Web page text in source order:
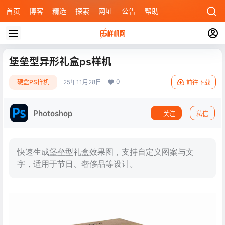
首页 博客 精选 探索 网址 公告 帮助
堡垒型异形礼盒ps样机
硬盒PS样机 25年11月28日 0 前往下载
Photoshop 关注 私信
快速生成堡垒型礼盒效果图，支持自定义图案与文
字，适用于节日、奢侈品等设计。